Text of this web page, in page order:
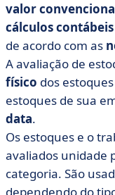
valor
cálculoscontábeis
de acordo com as
A avaliação de
físico dos
estoques de sua
data.
Os estoques e o
avaliados unidade
categoria. São